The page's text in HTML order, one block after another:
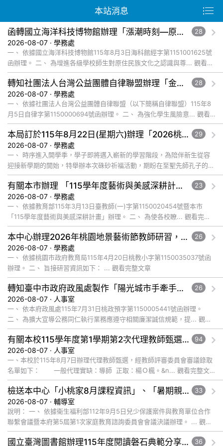
本站消息
函轉國立海洋科技博物館辦理「漲潮時刻—原民智慧主題探索課程」參訪補助案，請查照。 28
2026-08-07 · 學務處
一、 依據國立海洋科技博物館115年8月3日海科館經字第1151001625號
函辦理。 二、 為增進各級學校師生對原住民族文化之認識與尊... 觀看完
整文章
轉知社團法人台灣公益團體自律聯盟辦理「金融基礎教育教材」推廣工作坊一案，鼓勵貴校教師踴躍報名參加，並本權責核予出席教師公假登記， 詳如說明，請查照。 28
2026-08-07 · 學務處
一、 依據社團法人台灣公益團體自律聯盟（以下簡稱自律聯盟）115年8
月5日自律字第1150000694號函辦理。 二、 為強化學生風險意... 觀看
完整文章
本局訂於115年8月22日(星期六)辦理「2026桃園市孔廟祈福系列活動—儒門初開 智慧啟航」，請協助公告周知，詳如說明，請查照。 29
2026-08-07 · 學務處
一、 時序進入開學季，學子即將邁入嶄新的學習階段，為陪伴新生從容
迎接新學期的開始，特舉辦本次硃砂祈福活動，期盼在至聖先師孔子的智
慧啟發與祝福下，使學子開啟智慧，眼明心亮，未來學業順利、步步高
升... 觀看完整文章
有關本市辦理 「115學年度藝術與美感深耕計畫」申辦說明會一案，請踴躍參加，請查照。 23
2026-08-07 · 學務處
一、 依據教育部115年3月13日臺教師(一)字第1150020454號暨本市
「115學年度藝術與美感深耕計畫」辦理。 二、 為使各校瞭... 觀看完整
文章
本中心辦理2026年桃園地景藝術節教師研習，請惠予轉知貴校教師踴躍報名參加，請查照。 26
2026-08-07 · 學務處
一、 依據桃園市政府教育局115年4月20日桃教小字第1150035037號函
辦理。 二、 旨接研習資訊如下： ... 觀看完整文章
轉知臺中市政府政風處製作「陽光城市手牽手，綠能透明齊步走」動畫影片，請協助宣導運用，請查照。 26
2026-08-07 · 人事室
一、 依本府政風處115年7月31日桃政預字第1150005441號函辦理。
二、 為擴大宣導公務同仁執行業務應遵守相關廉潔誠信規範，提... 觀看
完整文章
有關本校115學年度第1學期第2次代理教師甄選錄取公告 94
2026-08-07 · 人事室
一、本校於115年8月7日辦理代理教師甄選，經教師評審委員會審議錄取
名單如下： 一般代理實缺：導師 正取：楊Ｏ楓。&n... 觀看完整文
章
檢送本中心「小桃家8月課程資訊」、「暑期親子電影營」、「祖孫樂淘桃」、「愛『原原』不絕-親子共學同樂會」、「邁向下一站幸福系列講座及成長團體」海報各1份，惠請貴機關(學校)運用多元管道宣導 33
2026-08-07 · 輔導室
說明： 一、 依據衛生福利部112年9月5日兒少保護案件與教育單位合作
聯繫會議暨本府第5屆第1次家庭教育諮詢委員會會議決議辦理。 ... 觀看
完整文章
國立臺灣圖書館辦理115年度閱讀磐石典範分享暨閱讀推動專業研習 36